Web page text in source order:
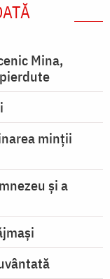
Mina,
minţii
şi a